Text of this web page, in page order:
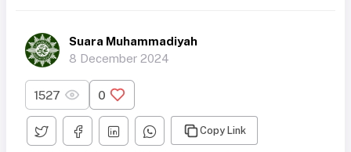
Suara Muhammadiyah
8 December 2024
1527 0
Copy Link